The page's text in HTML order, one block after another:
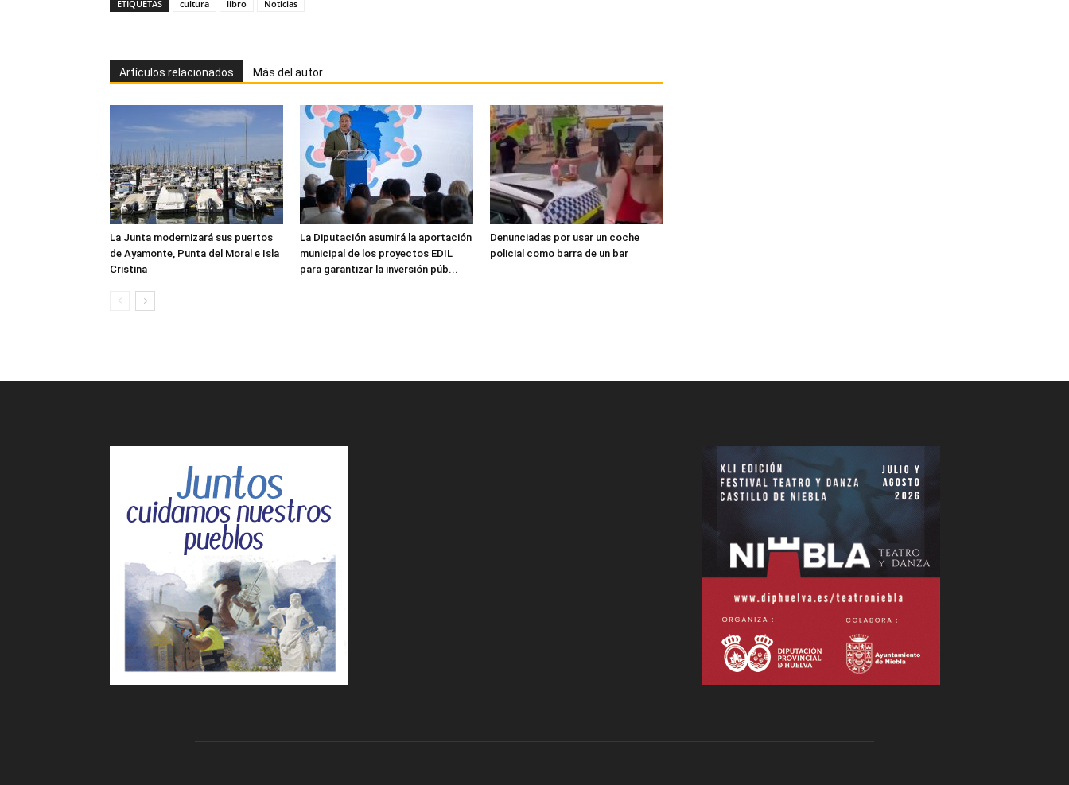
ETIQUETAS cultura libro Noticias
Artículos relacionados Más del autor
La Junta modernizará sus puertos
de Ayamonte, Punta del Moral e Isla
Cristina
La Diputación asumirá la aportación
municipal de los proyectos EDIL
para garantizar la inversión púb...
Denunciadas por usar un coche
policial como barra de un bar